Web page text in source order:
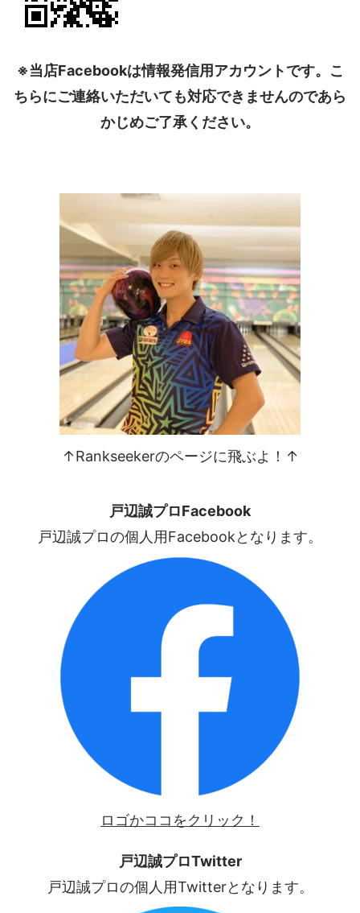
※当店Facebookは情報発信用アカウントです。こ
ちらにご連絡いただいても対応できませんのであら
かじめご了承ください。
↑Rankseekerのページに飛ぶよ！↑
戸辺誠プロFacebook
戸辺誠プロの個人用Facebookとなります。
ロゴかココをクリック！
戸辺誠プロTwitter
戸辺誠プロの個人用Twitterとなります。